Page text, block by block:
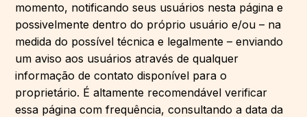
momento, notificando seus usuários nesta página e
possivelmente dentro do próprio usuário e/ou – na
medida do possível técnica e legalmente – enviando
um aviso aos usuários através de qualquer
informação de contato disponível para o
proprietário. É altamente recomendável verificar
essa página com frequência, consultando a data da